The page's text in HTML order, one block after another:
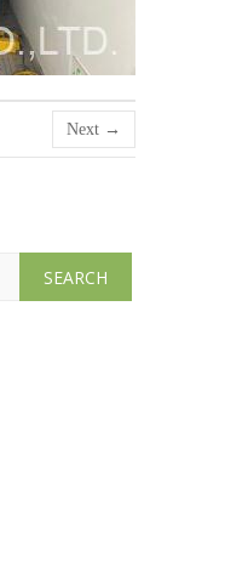
Next →